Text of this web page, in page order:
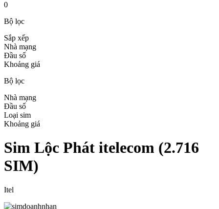
0
Bộ lọc
Sắp xếp
Nhà mạng
Đầu số
Khoảng giá
Bộ lọc
Nhà mạng
Đầu số
Loại sim
Khoảng giá
Sim Lộc Phát itelecom (2.716
SIM)
Itel